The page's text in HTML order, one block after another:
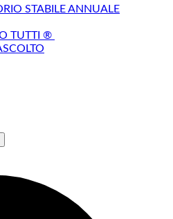
STABILE ANNUALE
TUTTI ®